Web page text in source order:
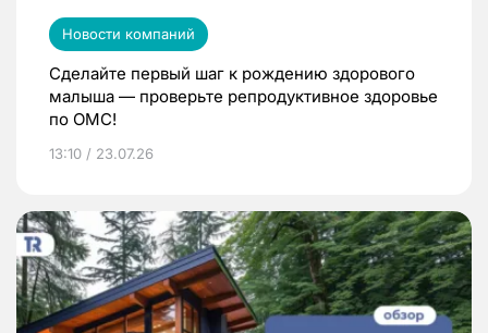
Новости компаний
Сделайте первый шаг к рождению здорового
малыша — проверьте репродуктивное здоровье
по ОМС!
13:10 / 23.07.26